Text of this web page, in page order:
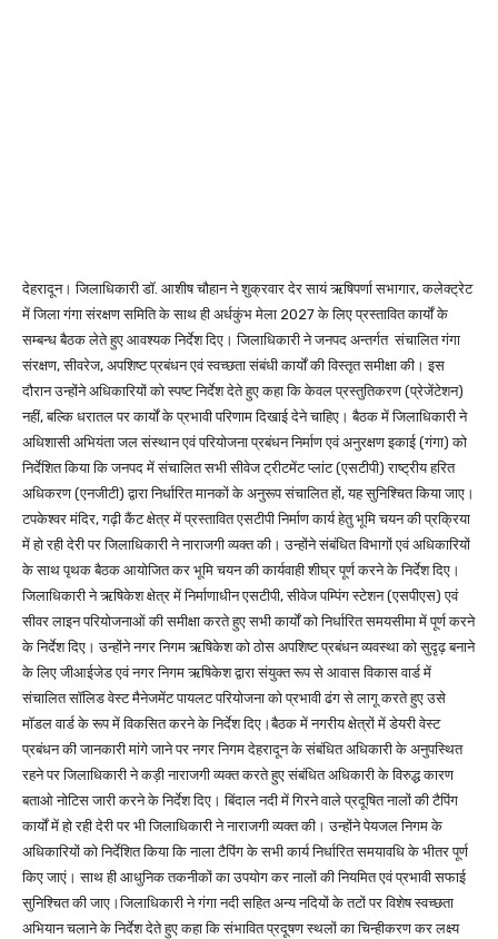
देहरादून। जिलाधिकारी डॉ. आशीष चौहान ने शुक्रवार देर सायं ऋषिपर्णा सभागार, कलेक्ट्रेट
में जिला गंगा संरक्षण समिति के साथ ही अर्धकुंभ मेला 2027 के लिए प्रस्तावित कार्यों के
सम्बन्ध बैठक लेते हुए आवश्यक निर्देश दिए। जिलाधिकारी ने जनपद अन्तर्गत संचालित गंगा
संरक्षण, सीवरेज, अपशिष्ट प्रबंधन एवं स्वच्छता संबंधी कार्यों की विस्तृत समीक्षा की। इस
दौरान उन्होंने अधिकारियों को स्पष्ट निर्देश देते हुए कहा कि केवल प्रस्तुतिकरण (प्रेजेंटेशन)
नहीं, बल्कि धरातल पर कार्यों के प्रभावी परिणाम दिखाई देने चाहिए। बैठक में जिलाधिकारी ने
अधिशासी अभियंता जल संस्थान एवं परियोजना प्रबंधन निर्माण एवं अनुरक्षण इकाई (गंगा) को
निर्देशित किया कि जनपद में संचालित सभी सीवेज ट्रीटमेंट प्लांट (एसटीपी) राष्ट्रीय हरित
अधिकरण (एनजीटी) द्वारा निर्धारित मानकों के अनुरूप संचालित हों, यह सुनिश्चित किया जाए।
टपकेश्वर मंदिर, गढ़ी कैंट क्षेत्र में प्रस्तावित एसटीपी निर्माण कार्य हेतु भूमि चयन की प्रक्रिया
में हो रही देरी पर जिलाधिकारी ने नाराजगी व्यक्त की। उन्होंने संबंधित विभागों एवं अधिकारियों
के साथ पृथक बैठक आयोजित कर भूमि चयन की कार्यवाही शीघ्र पूर्ण करने के निर्देश दिए।
जिलाधिकारी ने ऋषिकेश क्षेत्र में निर्माणाधीन एसटीपी, सीवेज पम्पिंग स्टेशन (एसपीएस) एवं
सीवर लाइन परियोजनाओं की समीक्षा करते हुए सभी कार्यों को निर्धारित समयसीमा में पूर्ण करने
के निर्देश दिए। उन्होंने नगर निगम ऋषिकेश को ठोस अपशिष्ट प्रबंधन व्यवस्था को सुदृढ़ बनाने
के लिए जीआईजेड एवं नगर निगम ऋषिकेश द्वारा संयुक्त रूप से आवास विकास वार्ड में
संचालित सॉलिड वेस्ट मैनेजमेंट पायलट परियोजना को प्रभावी ढंग से लागू करते हुए उसे
मॉडल वार्ड के रूप में विकसित करने के निर्देश दिए।बैठक में नगरीय क्षेत्रों में डेयरी वेस्ट
प्रबंधन की जानकारी मांगे जाने पर नगर निगम देहरादून के संबंधित अधिकारी के अनुपस्थित
रहने पर जिलाधिकारी ने कड़ी नाराजगी व्यक्त करते हुए संबंधित अधिकारी के विरुद्ध कारण
बताओ नोटिस जारी करने के निर्देश दिए। बिंदाल नदी में गिरने वाले प्रदूषित नालों की टैपिंग
कार्यों में हो रही देरी पर भी जिलाधिकारी ने नाराजगी व्यक्त की। उन्होंने पेयजल निगम के
अधिकारियों को निर्देशित किया कि नाला टैपिंग के सभी कार्य निर्धारित समयावधि के भीतर पूर्ण
किए जाएं। साथ ही आधुनिक तकनीकों का उपयोग कर नालों की नियमित एवं प्रभावी सफाई
सुनिश्चित की जाए।जिलाधिकारी ने गंगा नदी सहित अन्य नदियों के तटों पर विशेष स्वच्छता
अभियान चलाने के निर्देश देते हुए कहा कि संभावित प्रदूषण स्थलों का चिन्हीकरण कर लक्ष्य